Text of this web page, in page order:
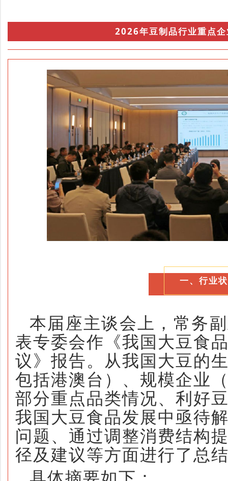
2026年豆制品行业重点
一、行业
本届 座主谈会 上，常务副
表专委会作《我国大豆食
议》报告。从我国大豆的
包括港澳台）、规模企业
部分重点品类情况、利好
我国大豆食品发展中亟待
问题、通过调整消费结构
径及建议等方面进行了总